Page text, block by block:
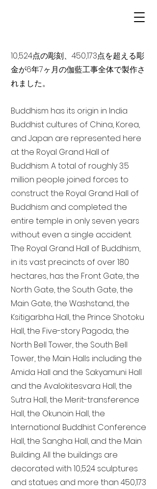
10,524点の彫刻、450,173点を超える彫
金が6年7ヶ月の伽藍工事全体で製作さ
れました。
Buddhism has its origin in India
Buddhist cultures of China, Korea,
and Japan are represented here
at the Royal Grand Hall of
Buddhism. A total of roughly 3.5
million people joined forces to
construct the Royal Grand Hall of
Buddhism and completed the
entire temple in only seven years
without even a single accident.
The Royal Grand Hall of Buddhism,
in its vast precincts of over 180
hectares, has the Front Gate, the
North Gate, the South Gate, the
Main Gate, the Washstand, the
Ksitigarbha Hall, the Prince Shotoku
Hall, the Five-story Pagoda, the
North Bell Tower, the South Bell
Tower, the Main Halls including the
Amida Hall and the Sakyamuni Hall
and the Avalokitesvara Hall, the
Sutra Hall, the Merit-transference
Hall, the Okunoin Hall, the
International Buddhist Conference
Hall, the Sangha Hall, and the Main
Building. All the buildings are
decorated with 10,524 sculptures
and statues and more than 450,173